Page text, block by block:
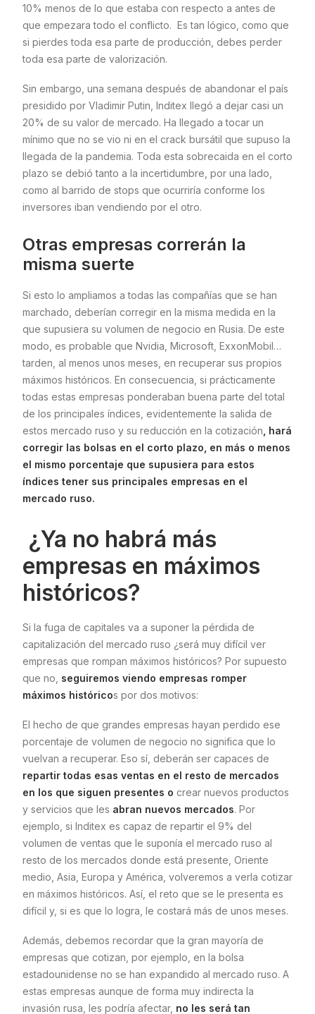
10% menos de lo que estaba con respecto a antes de
que empezara todo el conflicto. Es tan lógico, como que
si pierdes toda esa parte de producción, debes perder
toda esa parte de valorización.
Sin embargo, una semana después de abandonar el país
presidido por Vladimir Putin, Inditex llegó a dejar casi un
20% de su valor de mercado. Ha llegado a tocar un
mínimo que no se vio ni en el crack bursátil que supuso la
llegada de la pandemia. Toda esta sobrecaida en el corto
plazo se debió tanto a la incertidumbre, por una lado,
como al barrido de stops que ocurriría conforme los
inversores iban vendiendo por el otro.
Otras empresas correrán la
misma suerte
Si esto lo ampliamos a todas las compañías que se han
marchado, deberían corregir en la misma medida en la
que supusiera su volumen de negocio en Rusia. De este
modo, es probable que Nvidia, Microsoft, ExxonMobil…
tarden, al menos unos meses, en recuperar sus propios
máximos históricos. En consecuencia, si prácticamente
todas estas empresas ponderaban buena parte del total
de los principales índices, evidentemente la salida de
estos mercado ruso y su reducción en la cotización , hará
corregir las bolsas en el corto plazo, en más o menos
el mismo porcentaje que supusiera para estos
índices tener sus principales empresas en el
mercado ruso.
¿Ya no habrá más
empresas en máximos
históricos?
Si la fuga de capitales va a suponer la pérdida de
capitalización del mercado ruso ¿será muy difícil ver
empresas que rompan máximos históricos? Por supuesto
que no, seguiremos viendo empresas romper
máximos históricos por dos motivos:
El hecho de que grandes empresas hayan perdido ese
porcentaje de volumen de negocio no significa que lo
vuelvan a recuperar. Eso sí, deberán ser capaces de
repartir todas esas ventas en el resto de mercados
en los que siguen presentes o crear nuevos productos
y servicios que les abran nuevos mercados. Por
ejemplo, si Inditex es capaz de repartir el 9% del
volumen de ventas que le suponía el mercado ruso al
resto de los mercados donde está presente, Oriente
medio, Asia, Europa y América, volveremos a verla cotizar
en máximos históricos. Así, el reto que se le presenta es
difícil y, si es que lo logra, le costará más de unos meses.
Además, debemos recordar que la gran mayoría de
empresas que cotizan, por ejemplo, en la bolsa
estadounidense no se han expandido al mercado ruso. A
estas empresas aunque de forma muy indirecta la
invasión rusa, les podría afectar, no les será tan